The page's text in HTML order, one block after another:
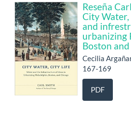
Reseña
City
and
urbanizing
Boston
Cecilia
167-169
PDF